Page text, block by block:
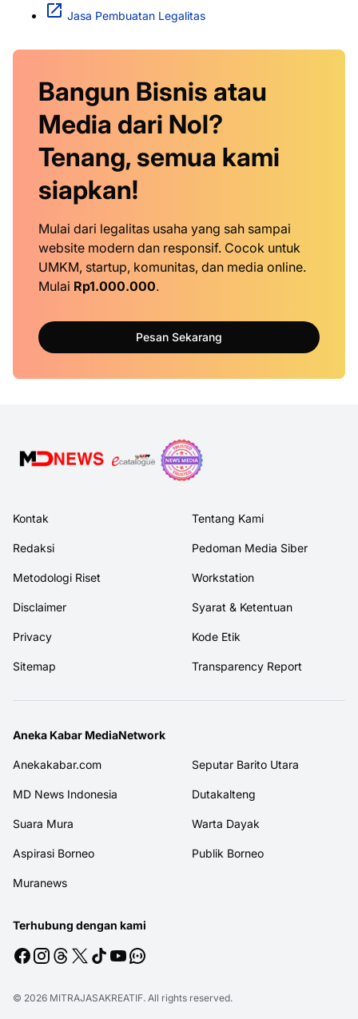
Jasa Pembuatan Legalitas
Bangun Bisnis atau
Media dari Nol?
Tenang, semua kami
siapkan!
Mulai dari legalitas usaha yang sah sampai
website modern dan responsif. Cocok untuk
UMKM, startup, komunitas, dan media online.
Mulai Rp1.000.000.
Pesan Sekarang
Kontak Tentang Kami
Redaksi Pedoman Media Siber
Metodologi Riset Workstation
Disclaimer Syarat & Ketentuan
Privacy Kode Etik
Sitemap Transparency Report
Aneka Kabar MediaNetwork
Anekakabar.com Seputar Barito Utara
MD News Indonesia Dutakalteng
Suara Mura Warta Dayak
Aspirasi Borneo Publik Borneo
Muranews
Terhubung dengan kami
© 2026 MITRAJASAKREATIF. All rights reserved.